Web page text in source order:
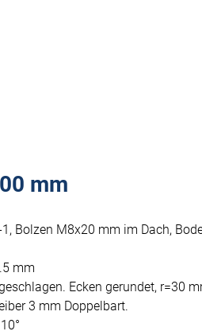
mm
Bolzen M8x20 mm im Dach,
mm
Ecken gerundet, r=30
3 mm Doppelbart.